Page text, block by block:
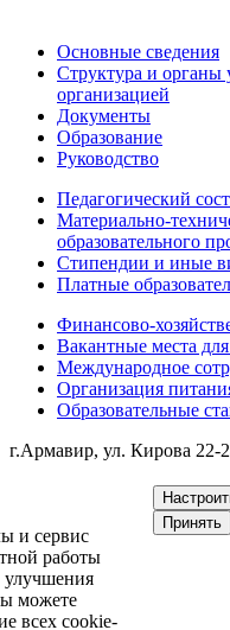
Основные сведения
Структура и органы
организацией
Документы
Образование
Руководство
Педагогический
Материально-
образовательного
Стипендии и иные
Платные
Финансово-
Вакантные места
Международное
Организация
Образовательные
г.Армавир, ул. Кирова 22-
и сервис
работы
улучшения
можете
всех cookie-
Принять